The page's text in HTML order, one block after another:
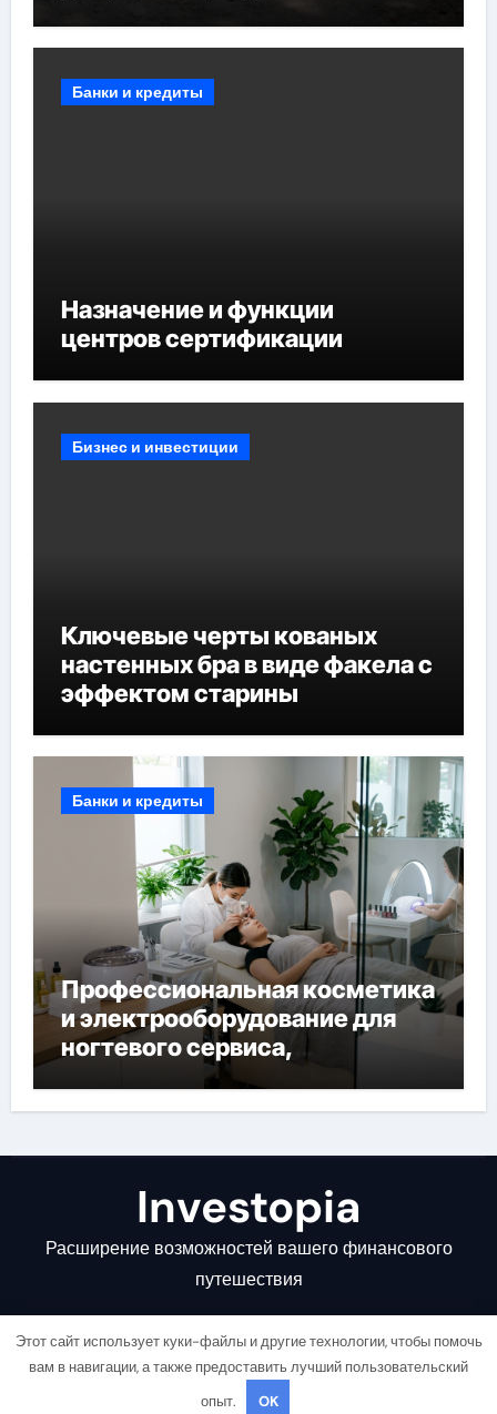
мероприятий и обустройства
Банки и кредиты
Назначение и функции
центров сертификации
Бизнес и инвестиции
Ключевые черты кованых
настенных бра в виде факела с
эффектом старины
Банки и кредиты
Профессиональная косметика
и электрооборудование для
ногтевого сервиса,
наращивания ресниц и
депиляции
Investopia
Расширение возможностей вашего финансового
путешествия
Copyright © All rights reserved |
Этот сайт использует куки-файлы и другие технологии, чтобы помочь
вам в навигации, а также предоставить лучший пользовательский
опыт.
OK